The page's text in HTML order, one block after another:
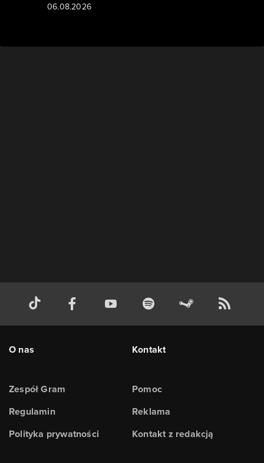
06.08.2026
O nas
Zespół Gram
Regulamin
Polityka prywatności
Kontakt
Pomoc
Reklama
Kontakt z redakcją